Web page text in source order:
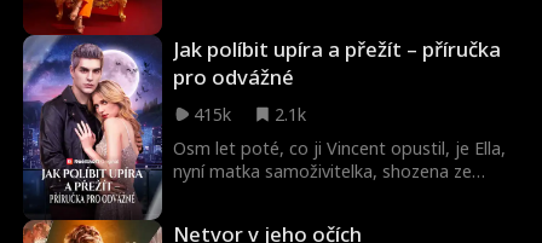
kamarádkou Elaine neposlali do vězení a
nesebrali jí dceru. Teď, když zná jejich
pravou tvář, je odhodlaná získat zpět své
postavení dědičky, zachránit dceru a všem
ukázat, jak vypadá skutečná královna.
Jak políbit upíra a přežít – příručka
pro odvážné
415k
2.1k
Osm let poté, co ji Vincent opustil, je Ella,
nyní matka samoživitelka, shozena ze
Netvor v jeho očích